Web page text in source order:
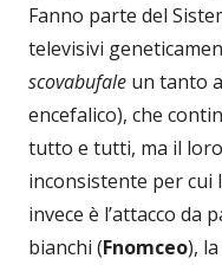
Fanno parte del
televisivi
scovabufale un tanto
encefalico), che
tutto e tutti, ma il
inconsistente per cui
invece è l’attacco da
bianchi (Fnomceo), la